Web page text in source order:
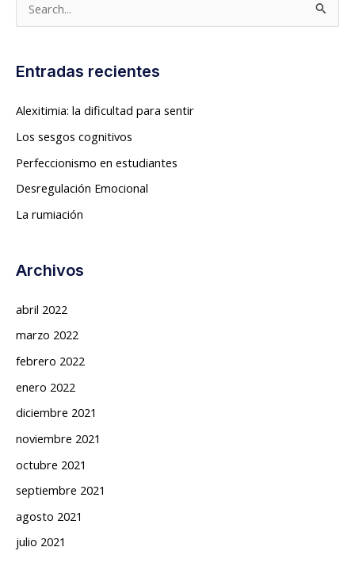
c
a
o
r
:
Entradas recientes
Alexitimia: la dificultad para sentir
Los sesgos cognitivos
Perfeccionismo en estudiantes
Desregulación Emocional
La rumiación
Archivos
abril 2022
marzo 2022
febrero 2022
enero 2022
diciembre 2021
noviembre 2021
octubre 2021
septiembre 2021
agosto 2021
julio 2021